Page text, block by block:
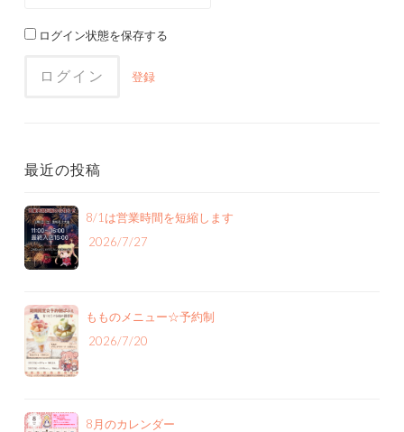
ログイン状態を保存する
登録
最近の投稿
8/1は営業時間を短縮します
2026/7/27
もものメニュー‪☆予約制
2026/7/20
8月のカレンダー